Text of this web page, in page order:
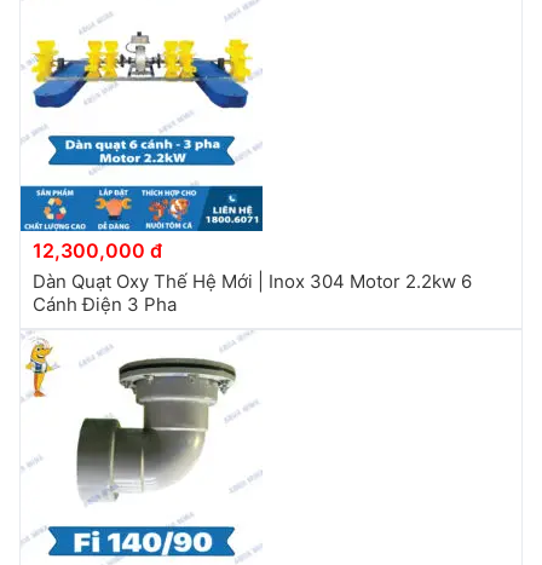
12,300,000 đ
Dàn Quạt Oxy Thế Hệ Mới | Inox 304 Motor 2.2kw 6
Cánh Điện 3 Pha